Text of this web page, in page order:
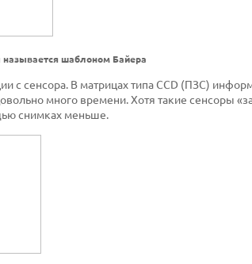
шаблоном Байера
с сенсора. В матрицах типа CCD (ПЗС)
много времени. Хотя такие сенсоры
снимках меньше.